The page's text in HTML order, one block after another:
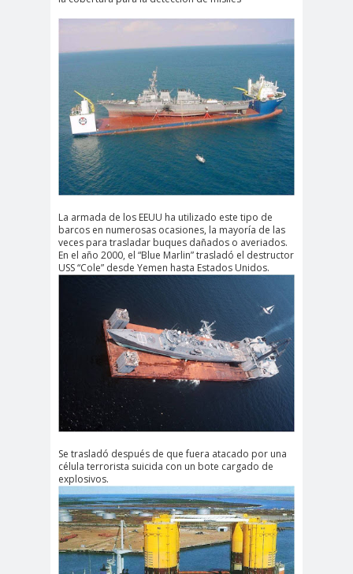
La armada de los EEUU ha utilizado este tipo de
barcos en numerosas ocasiones, la mayoría de las
veces para trasladar buques dañados o averiados.
En el año 2000, el “Blue Marlin” trasladó el destructor
USS “Cole” desde Yemen hasta Estados Unidos.
Se trasladó después de que fuera atacado por una
célula terrorista suicida con un bote cargado de
explosivos.